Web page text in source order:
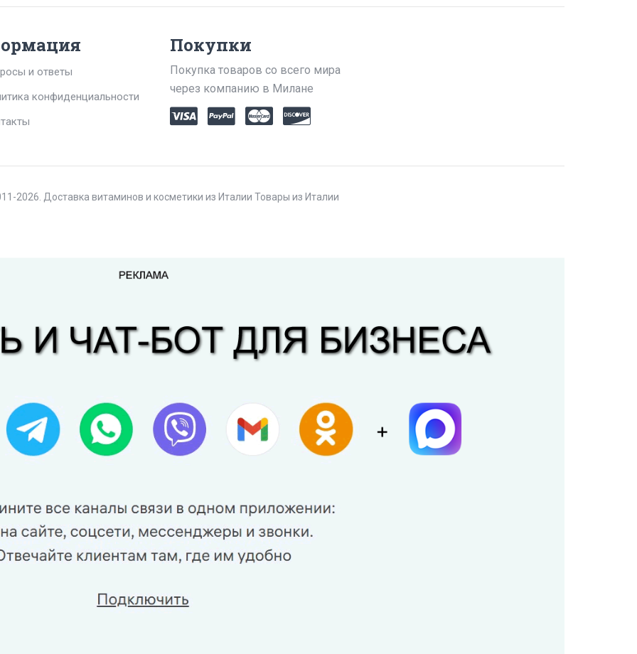
и ответы
конфиденциальности
Покупки
Покупка товаров со всего мира
через компанию в Милане
2026. Доставка витаминов и косметики из Италии Товары из Италии